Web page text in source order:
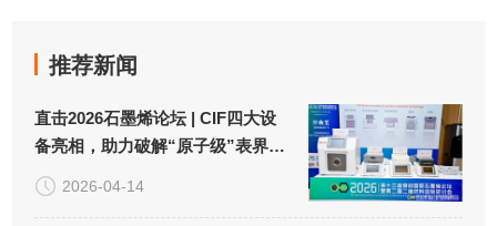
推荐新闻
直击2026石墨烯论坛 | CIF四大设
备亮相，助力破解“原子级”表界面
处理难题！
2026-04-14